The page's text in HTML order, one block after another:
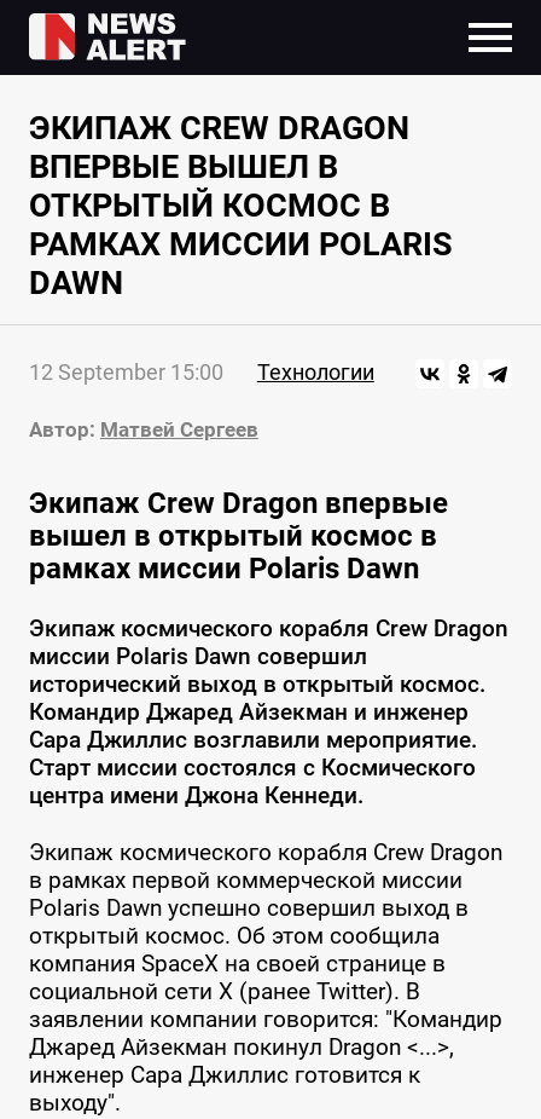
ЭКИПАЖ CREW DRAGON
ВПЕРВЫЕ ВЫШЕЛ В
ОТКРЫТЫЙ КОСМОС В
РАМКАХ МИССИИ POLARIS
DAWN
12 September 15:00 Технологии
Автор: Матвей Сергеев
Экипаж Crew Dragon впервые
вышел в открытый космос в
рамках миссии Polaris Dawn
Экипаж космического корабля Crew Dragon
миссии Polaris Dawn совершил
исторический выход в открытый космос.
Командир Джаред Айзекман и инженер
Сара Джиллис возглавили мероприятие.
Старт миссии состоялся с Космического
центра имени Джона Кеннеди.
Экипаж космического корабля Crew Dragon
в рамках первой коммерческой миссии
Polaris Dawn успешно совершил выход в
открытый космос. Об этом сообщила
компания SpaceX на своей странице в
социальной сети X (ранее Twitter). В
заявлении компании говорится: "Командир
Джаред Айзекман покинул Dragon <...>,
инженер Сара Джиллис готовится к
выходу".